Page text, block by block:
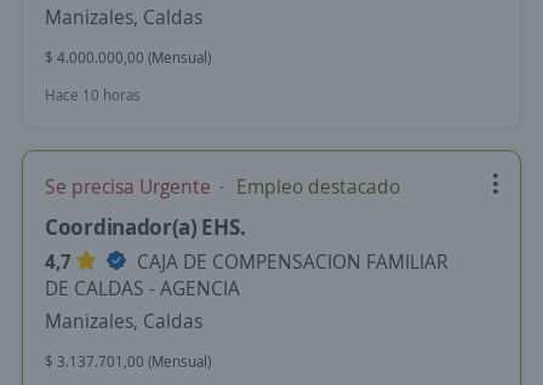
Manizales, Caldas
$ 4.000.000,00 (Mensual)
Hace 10 horas
Se precisa Urgente Empleo destacado
Coordinador(a) EHS.
4,7
CAJA DE COMPENSACION FAMILIAR
DE CALDAS - AGENCIA
Manizales, Caldas
$ 3.137.701,00 (Mensual)